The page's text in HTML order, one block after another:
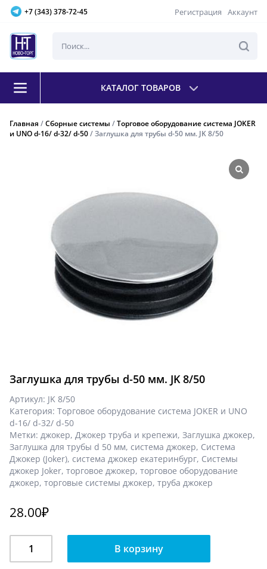
+7 (343) 378-72-45 Регистрация Аккаунт
КАТАЛОГ ТОВАРОВ
Главная /Сборные системы /Торговое оборудование система JOKER
и UNO d-16/ d-32/ d-50/ Заглушка для трубы d-50 мм. JK 8/50
Заглушка для трубы d-50 мм. JK 8/50
Артикул: JK 8/50
Категория: Торговое оборудование система JOKER и UNO
d-16/ d-32/ d-50
Метки: джокер, Джокер труба и крепежи, Заглушка джокер,
Заглушка для трубы d 50 мм, система джокер, Система
Джокер (Joker), система джокер екатеринбург, Системы
джокер Joker, торговое джокер, торговое оборудование
джокер, торговые системы джокер, труба джокер
28.00₽
Заглушка
В корзину